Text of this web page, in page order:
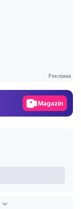
Реклама
Video